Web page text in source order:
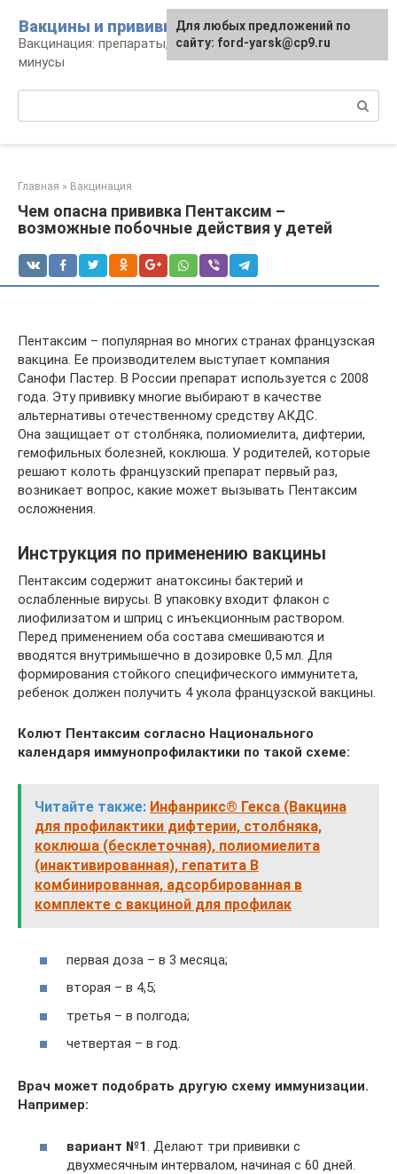
контенту
Вакцины и прививки
Вакцинация: препараты, график, плюсы и
минусы
Главная » Вакцинация
Чем опасна прививка Пентаксим –
возможные побочные действия у детей
Пентаксим – популярная во многих странах французская
вакцина. Ее производителем выступает компания
Санофи Пастер. В России препарат используется с 2008
года. Эту прививку многие выбирают в качестве
альтернативы отечественному средству АКДС.
Она защищает от столбняка, полиомиелита, дифтерии,
гемофильных болезней, коклюша. У родителей, которые
решают колоть французский препарат первый раз,
возникает вопрос, какие может вызывать Пентаксим
осложнения.
Инструкция по применению вакцины
Пентаксим содержит анатоксины бактерий и
ослабленные вирусы. В упаковку входит флакон с
лиофилизатом и шприц с инъекционным раствором.
Перед применением оба состава смешиваются и
вводятся внутримышечно в дозировке 0,5 мл. Для
формирования стойкого специфического иммунитета,
ребенок должен получить 4 укола французской вакцины.
Колют Пентаксим согласно Национального
календаря иммунопрофилактики по такой схеме:
Читайте также: Инфанрикс® Гекса (Вакцина
для профилактики дифтерии, столбняка,
коклюша (бесклеточная), полиомиелита
(инактивированная), гепатита В
комбинированная, адсорбированная в
комплекте с вакциной для профилак
первая доза – в 3 месяца;
вторая – в 4,5;
третья – в полгода;
четвертая – в год.
Врач может подобрать другую схему иммунизации.
Например:
вариант №1
. Делают три прививки с
двухмесячным интервалом, начиная с 60 дней.
Для любых предложений по
сайту: ford-yarsk@cp9.ru